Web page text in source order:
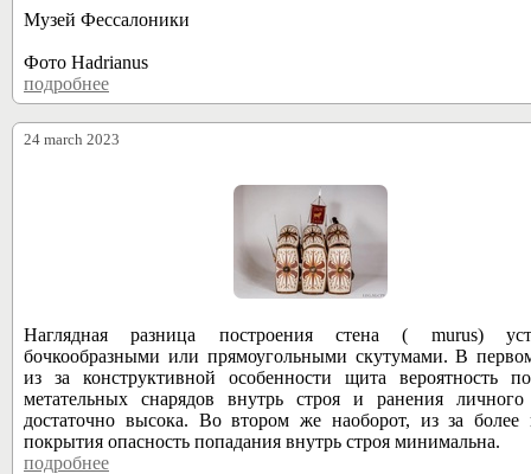
Музей Фессалоники
Фото Hadrianus
подробнее
24 march 2023
Наглядная разница построения стена ( murus)
бочкообразными или прямоугольными скутумами. В
из за конструктивной особенности щита вероятность
метательных снарядов внутрь строя и ранения личного
достаточно высока. Во втором же наоборот, из за более
покрытия опасность попадания внутрь строя минимальна.
подробнее